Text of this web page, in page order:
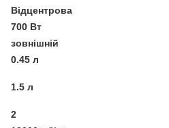
Відцентрова
700 Вт
зовнішній
0.45 л
1.5 л
2